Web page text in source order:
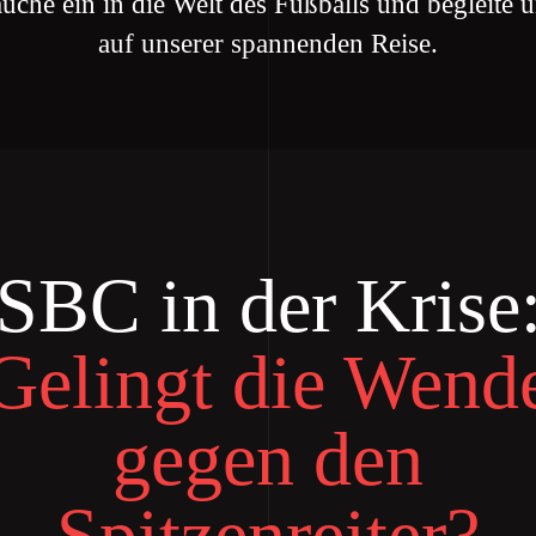
auf unserer spannenden Reise.
in der
die
gegen den